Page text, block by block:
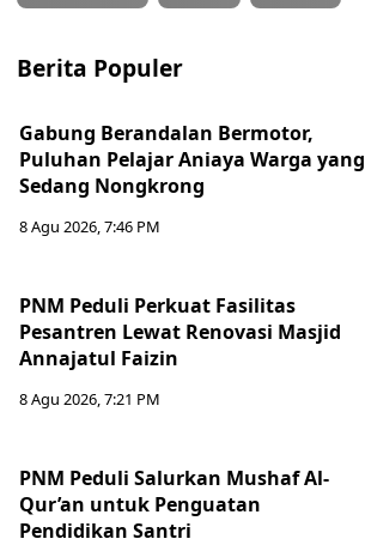
Berita Populer
Gabung Berandalan Bermotor,
Puluhan Pelajar Aniaya Warga yang
Sedang Nongkrong
8 Agu 2026, 7:46 PM
PNM Peduli Perkuat Fasilitas
Pesantren Lewat Renovasi Masjid
Annajatul Faizin
8 Agu 2026, 7:21 PM
PNM Peduli Salurkan Mushaf Al-
Qur’an untuk Penguatan
Pendidikan Santri